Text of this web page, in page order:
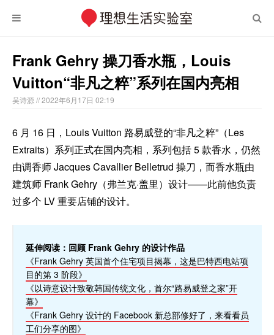
Frank Gehry 操刀香水瓶，Louis
Vuitton“非凡之粹”系列在国内亮相
吴诗源 // 2022年6月17日 02:19
6 月 16 日，Louis Vuitton 路易威登的“非凡之粹”（Les
Extraits）系列正式在国内亮相，系列包括 5 款香水，仍然
由调香师 Jacques Cavallier Belletrud 操刀，而香水瓶由
建筑师 Frank Gehry（弗兰克·盖里）设计——此前他负责
过多个 LV 重要店铺的设计。
延伸阅读：回顾 Frank Gehry 的设计作品
《Frank Gehry 英国首个住宅项目揭幕，这是巴特西电站项
目的第 3 阶段》
《以诗意设计致敬韩国传统文化，首尔“路易威登之家”开
幕》
《Frank Gehry 设计的 Facebook 新总部修好了，来看看员
工们分享的图》